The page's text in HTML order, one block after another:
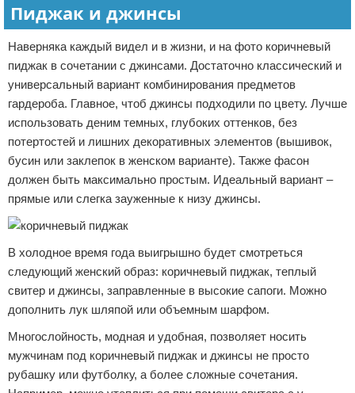
Пиджак и джинсы
Наверняка каждый видел и в жизни, и на фото коричневый
пиджак в сочетании с джинсами. Достаточно классический и
универсальный вариант комбинирования предметов
гардероба. Главное, чтоб джинсы подходили по цвету. Лучше
использовать деним темных, глубоких оттенков, без
потертостей и лишних декоративных элементов (вышивок,
бусин или заклепок в женском варианте). Также фасон
должен быть максимально простым. Идеальный вариант –
прямые или слегка зауженные к низу джинсы.
В холодное время года выигрышно будет смотреться
следующий женский образ: коричневый пиджак, теплый
свитер и джинсы, заправленные в высокие сапоги. Можно
дополнить лук шляпой или объемным шарфом.
Многослойность, модная и удобная, позволяет носить
мужчинам под коричневый пиджак и джинсы не просто
рубашку или футболку, а более сложные сочетания.